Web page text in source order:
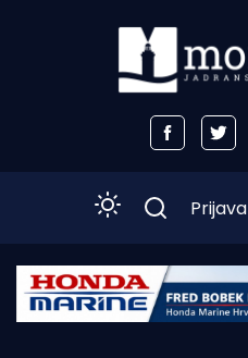
Početna
Prijava